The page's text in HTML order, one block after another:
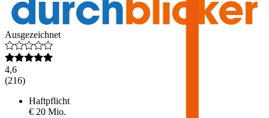
Ausgezeichnet
4,6
(216)
Haftpflicht
€ 20 Mio.